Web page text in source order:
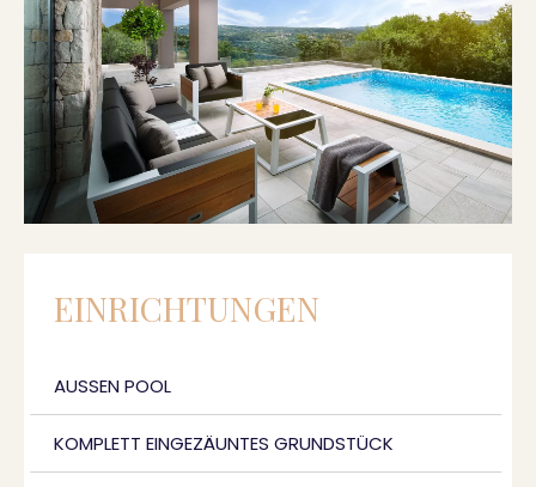
EINRICHTUNGEN
AUSSEN POOL
KOMPLETT EINGEZÄUNTES GRUNDSTÜCK